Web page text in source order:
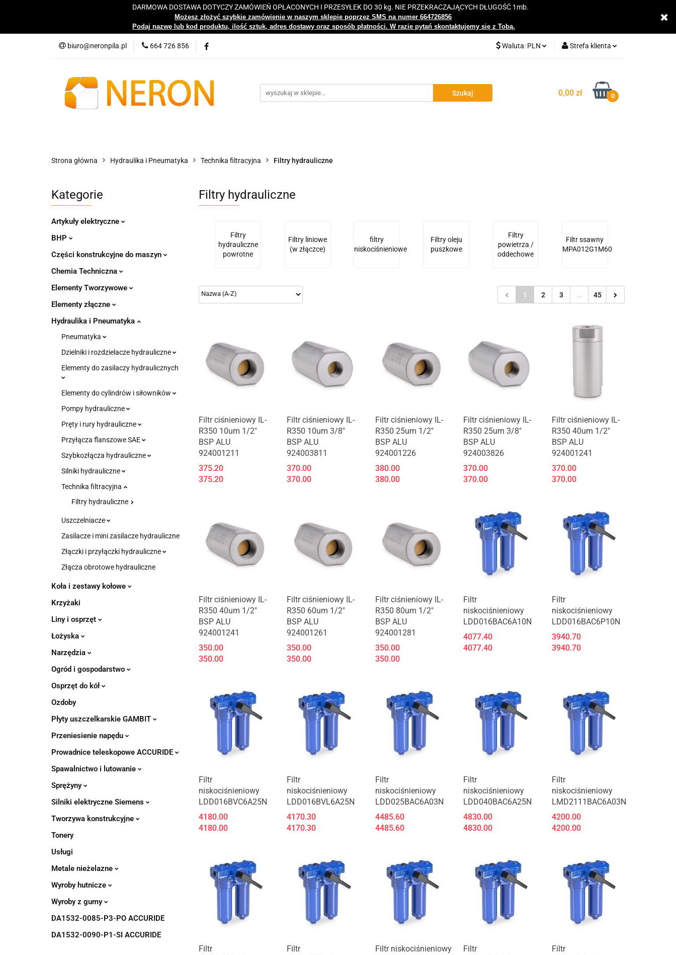
DARMOWA DOSTAWA DOTYCZY ZAMÓWIEŃ OPŁACONYCH I PRZESYŁEK DO 30 kg. NIE PRZEKRACZAJĄCYCH DŁUGOŚĆ 1mb.
Możesz złożyć szybkie zamówienie w naszym sklepie poprzez SMS na numer 664726856
Podaj nazwę lub kod produktu, ilość sztuk, adres dostawy oraz sposób płatności. W razie pytań skontaktujemy się z Tobą.
biuro@neronpila.pl 664 726 856 Waluta: PLN Strefa klienta
Zarejestruj się
Dodaj zgłoszenie
0,00 zł 0
Katalogi Nowości Bestsellery Kontakt Centrum Wiedzy
Strona główna Hydraulika i Pneumatyka Technika filtracyjna Filtry hydrauliczne
Kategorie
Artykuły elektryczne
BHP
Części konstrukcyjne do maszyn
Chemia Techniczna
Elementy Tworzywowe
Elementy złączne
Hydraulika i Pneumatyka
Pneumatyka
Dzielniki i rozdzielacze hydrauliczne
Elementy do zasilaczy hydraulicznych
Elementy do cylindrów i siłowników
Pompy hydrauliczne
Pręty i rury hydrauliczne
Przyłącza flanszowe SAE
Szybkozłącza hydrauliczne
Silniki hydrauliczne
Technika filtracyjna
Filtry hydrauliczne
Uszczelniacze
Zasilacze i mini zasilacze hydrauliczne
Złączki i przyłączki hydrauliczne
Złącza obrotowe hydrauliczne
Koła i zestawy kołowe
Krzyżaki
Liny i osprzęt
Łożyska
Narzędzia
Ogród i gospodarstwo
Osprzęt do kół
Ozdoby
Płyty uszczelkarskie GAMBIT
Przeniesienie napędu
Prowadnice teleskopowe ACCURIDE
Spawalnictwo i lutowanie
Sprężyny
Silniki elektryczne Siemens
Tworzywa konstrukcyjne
Tonery
Usługi
Metale nieżelazne
Wyroby hutnicze
Wyroby z gumy
DA1532-0085-P3-PO ACCURIDE
DA1532-0090-P1-SI ACCURIDE
Filtry hydrauliczne
Filtry
hydrauliczne
powrotne
Filtry liniowe
(w złączce)
filtry
niskociśnieniowe
Filtry oleju
puszkowe
Filtry
powietrza /
oddechowe
Filtr ssawny
MPA012G1M60
1 2 3 ... 45
Filtr ciśnieniowy IL-
R350 10um 1/2"
BSP ALU
924001211
375.20
375.20
Filtr ciśnieniowy IL-
R350 10um 3/8"
BSP ALU
924003811
370.00
370.00
Filtr ciśnieniowy IL-
R350 25um 1/2"
BSP ALU
924001226
380.00
380.00
Filtr ciśnieniowy IL-
R350 25um 3/8"
BSP ALU
924003826
370.00
370.00
Produkt niedostępny
Filtr ciśnieniowy IL-
R350 40um 1/2"
BSP ALU
924001241
370.00
370.00
Produkt niedostępny
Filtr ciśnieniowy IL-
R350 40um 1/2"
BSP ALU
924001241
350.00
350.00
Produkt niedostępny
Filtr ciśnieniowy IL-
R350 60um 1/2"
BSP ALU
924001261
350.00
350.00
Produkt niedostępny
Filtr ciśnieniowy IL-
R350 80um 1/2"
BSP ALU
924001281
350.00
350.00
Produkt niedostępny
Filtr
niskociśnieniowy
LDD016BAC6A10N
4077.40
4077.40
Produkt niedostępny
Filtr
niskociśnieniowy
LDD016BAC6P10N
3940.70
3940.70
Produkt niedostępny
Filtr
niskociśnieniowy
LDD016BVC6A25N
4180.00
4180.00
Produkt niedostępny
Filtr
niskociśnieniowy
LDD016BVL6A25N
4170.30
4170.30
Produkt niedostępny
Filtr
niskociśnieniowy
LDD025BAC6A03N
4485.60
4485.60
Produkt niedostępny
Filtr
niskociśnieniowy
LDD040BAC6A25N
4830.00
4830.00
Produkt niedostępny
Filtr
niskociśnieniowy
LMD2111BAC6A03N
4200.00
4200.00
Produkt niedostępny
Filtr
Produkt niedostępny
Filtr
Produkt niedostępny
Filtr niskociśnieniowy
Produkt niedostępny
Filtr
Produkt niedostępny
Filtr